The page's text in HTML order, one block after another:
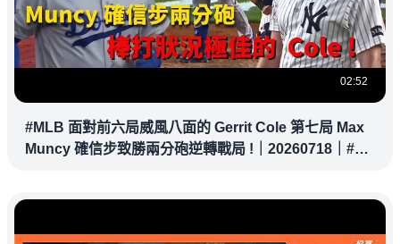
02:52
#MLB 面對前六局威風八面的 Gerrit Cole 第七局 Max
Muncy 確信步致勝兩分砲逆轉戰局 !｜20260718｜#洛